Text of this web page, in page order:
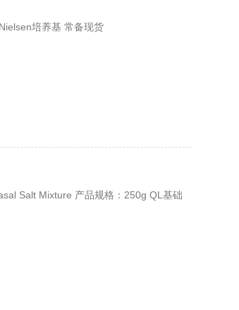
培养基 常备现货
Salt Mixture 产品规格：250g QL基础